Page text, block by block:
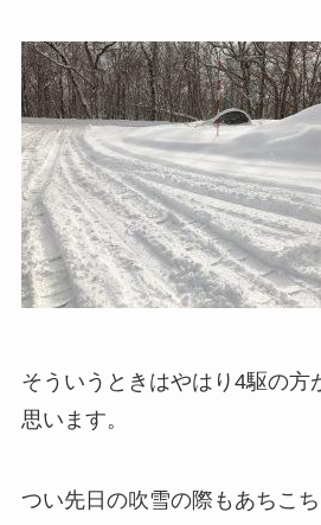
そういうときはやはり4駆の方
思います。
つい先日の吹雪の際もあちこ